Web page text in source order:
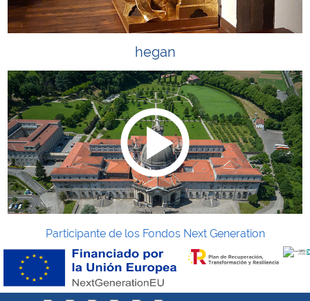
hegan
Participante de los Fondos Next Generation